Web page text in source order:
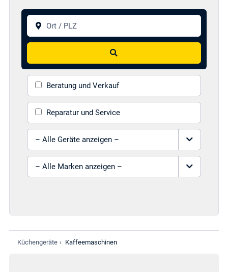
Ort / PLZ
Suchen
Beratung und Verkauf
Reparatur und Service
Gerät auswählen
Marke auswählen
Küchengeräte › Kaffeemaschinen